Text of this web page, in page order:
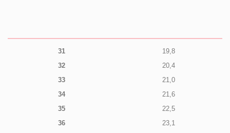
31
19,8
32
20,4
33
21,0
34
21,6
35
22,5
36
23,1